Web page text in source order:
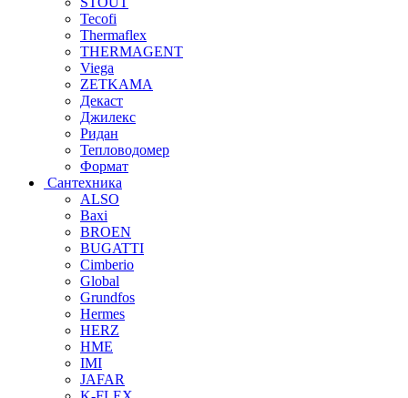
Tecofi
Thermaflex
THERMAGENT
Viega
ZETKAMA
Декаст
Джилекс
Ридан
Тепловодомер
Формат
Сантехника
ALSO
Baxi
BROEN
BUGATTI
Cimberio
Global
Grundfos
Hermes
HERZ
HME
IMI
JAFAR